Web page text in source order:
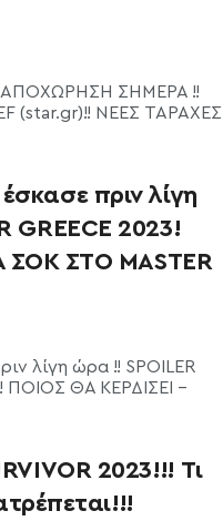
ΑΠΟΧΩΡΗΣΗ ΣΗΜΕΡΑ !!
(star.gr)!! ΝΕΕΣ ΤΑΡΑΧΕΣ
πριν λίγη
GREECE 2023!
ΣΟΚ ΣΤΟ MASTER
λίγη ώρα !! SPOILER
ΠΟΙΟΣ ΘΑ ΚΕΡΔΙΣΕΙ -
2023!!! Τι